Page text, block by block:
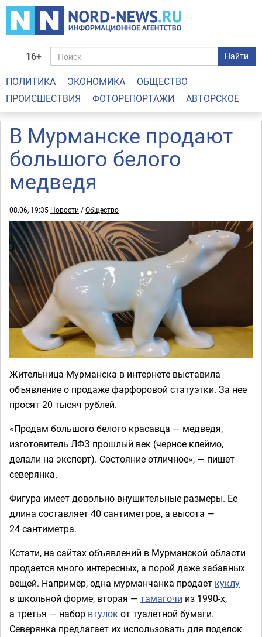
16+ Найти
ПОЛИТИКА ЭКОНОМИКА
ОБЩЕСТВО
ПРОИСШЕСТВИЯ
ФОТОРЕПОРТАЖИ АВТОРСКОЕ
В Мурманске продают
большого белого
медведя
08.06, 19:35 Новости /Общество
Жительница Мурманска в интернете выставила
объявление о продаже фарфоровой статуэтки. За нее
просят 20 тысяч рублей.
«Продам большого белого красавца — медведя,
изготовитель ЛФЗ прошлый век (черное клеймо,
делали на экспорт). Состояние отличное», — пишет
северянка.
Фигура имеет довольно внушительные размеры. Ее
длина составляет 40 сантиметров, а высота —
24 сантиметра.
Кстати, на сайтах объявлений в Мурманской области
продается много интересных, а порой даже забавных
вещей. Например, одна мурманчанка продает куклу
в школьной форме, вторая — тамагочи из 1990-х,
а третья — набор втулокот туалетной бумаги.
Северянка предлагает их использовать для поделок